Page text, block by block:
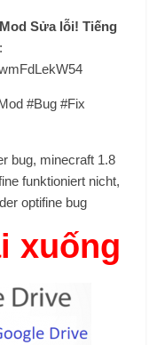
Sửa lỗi! Tiếng
#Bug #Fix
bug, minecraft 1.8
funktioniert nicht,
optifine bug
xuống